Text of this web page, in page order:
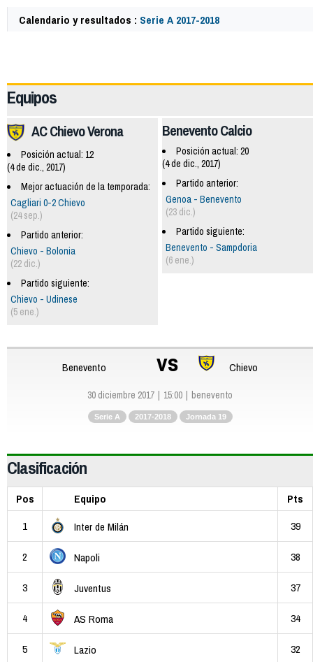
Calendario y resultados : Serie A 2017-2018
Equipos
Benevento Calcio
Posición actual: 20
(4 de dic., 2017)
Partido anterior:
Genoa - Benevento
(23 dic.)
Partido siguiente:
Benevento - Sampdoria
(6 ene.)
AC Chievo Verona
Posición actual: 12
(4 de dic., 2017)
Mejor actuación de la temporada:
Cagliari 0-2 Chievo
(24 sep.)
Partido anterior:
Chievo - Bolonia
(22 dic.)
Partido siguiente:
Chievo - Udinese
(5 ene.)
Benevento vs Chievo
30 diciembre 2017 15:00 benevento
Serie A 2017-2018 Jornada 19
Clasificación
Pos Equipo
Pts
1
Inter de Milán 39
2 Napoli 38
3 Juventus 37
4 AS Roma 34
5 Lazio 32